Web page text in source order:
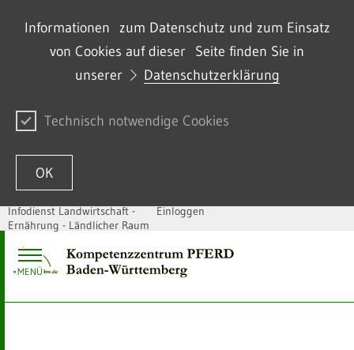
Informationen zum Datenschutz und zum Einsatz
von Cookies auf dieser Seite finden Sie in
unserer
Datenschutzerklärung
Technisch notwendige Cookies
OK
Zum Inhalt springen
Infodienst Landwirtschaft -
Ernährung - Ländlicher Raum
Einloggen
MENÜ